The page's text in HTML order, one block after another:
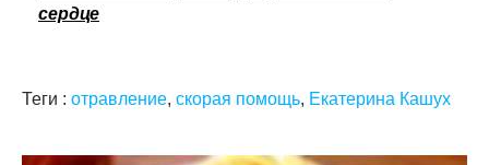
сердце
Теги : отравление, скорая помощь, Екатерина Кашух